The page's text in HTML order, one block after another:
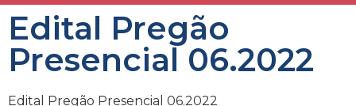
Edital Pregão
Presencial 06.2022
Edital Pregão Presencial 06.2022